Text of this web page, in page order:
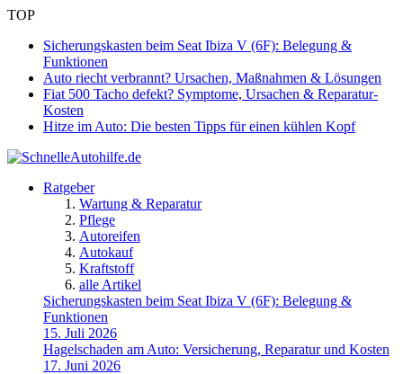
TOP
Sicherungskasten beim Seat Ibiza V (6F): Belegung &
Funktionen
Auto riecht verbrannt? Ursachen, Maßnahmen & Lösungen
Fiat 500 Tacho defekt? Symptome, Ursachen & Reparatur-
Kosten
Hitze im Auto: Die besten Tipps für einen kühlen Kopf
Ratgeber
Wartung & Reparatur
Pflege
Autoreifen
Autokauf
Kraftstoff
alle Artikel
Sicherungskasten beim Seat Ibiza V (6F): Belegung &
Funktionen
15. Juli 2026
Hagelschaden am Auto: Versicherung, Reparatur und Kosten
17. Juni 2026